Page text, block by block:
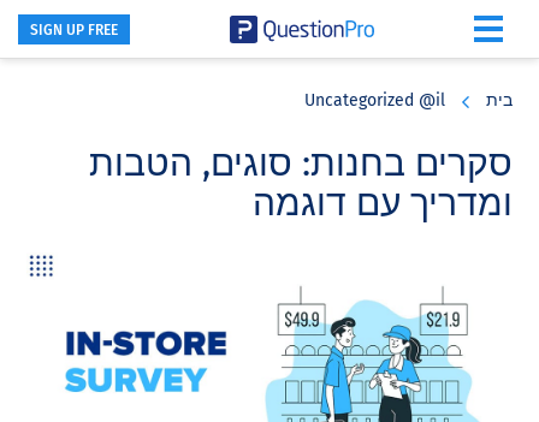
SIGN UP FREE
בית Uncategorized @il
סקרים בחנות: סוגים, הטבות
ומדריך עם דוגמה